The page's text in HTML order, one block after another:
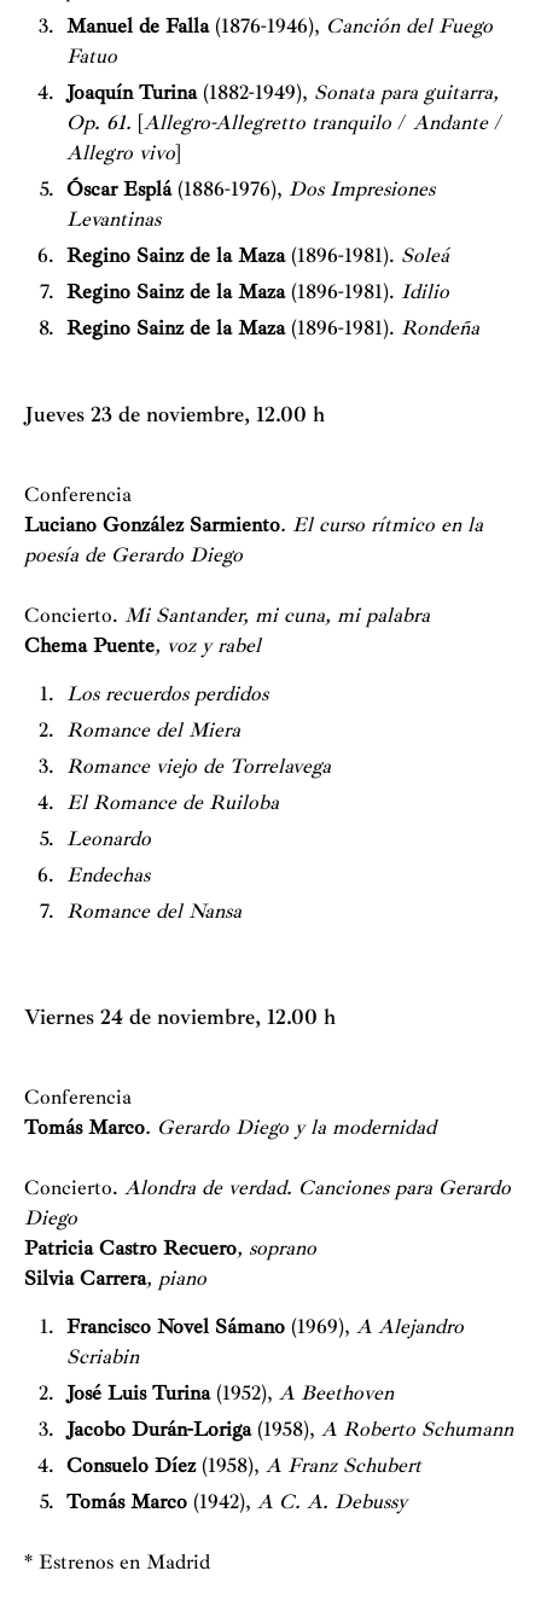
Manuel de Falla (1876-1946), Canción del Fuego
Fatuo
Joaquín Turina (1882-1949), Sonata para guitarra,
Op. 61. [Allegro-Allegretto tranquilo / Andante/
Allegro vivo]
Óscar Esplá (1886-1976), Dos Impresiones
Levantinas
Regino Sainz de la Maza (1896-1981). Soleá
Regino Sainz de la Maza (1896-1981). Idilio
Regino Sainz de la Maza (1896-1981). Rondeña
Jueves 23 de noviembre, 12.00 h
Conferencia
Luciano González Sarmiento. El curso rítmico en la
poesía de Gerardo Diego
Concierto. Mi Santander, mi cuna, mi palabra
Chema Puente, voz y rabel
Los recuerdos perdidos
Romance del Miera
Romance viejo de Torrelavega
El Romance de Ruiloba
Leonardo
Endechas
Romance del Nansa
Viernes 24 de noviembre, 12.00 h
Conferencia
Tomás Marco. Gerardo Diego y la modernidad
Concierto. Alondra de verdad. Canciones para Gerardo
Diego
Patricia Castro Recuero, soprano
Silvia Carrera, piano
Francisco Novel Sámano (1969), A Alejandro
Scriabin
José Luis Turina (1952), A Beethoven
Jacobo Durán-Loriga (1958), A Roberto Schumann
Consuelo Díez (1958), A Franz Schubert
Tomás Marco (1942), A C. A. Debussy
* Estrenos en Madrid